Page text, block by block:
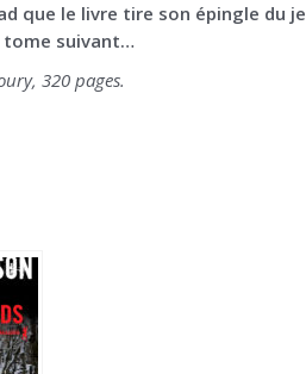
que le livre tire son épingle du
tome suivant…
320 pages.